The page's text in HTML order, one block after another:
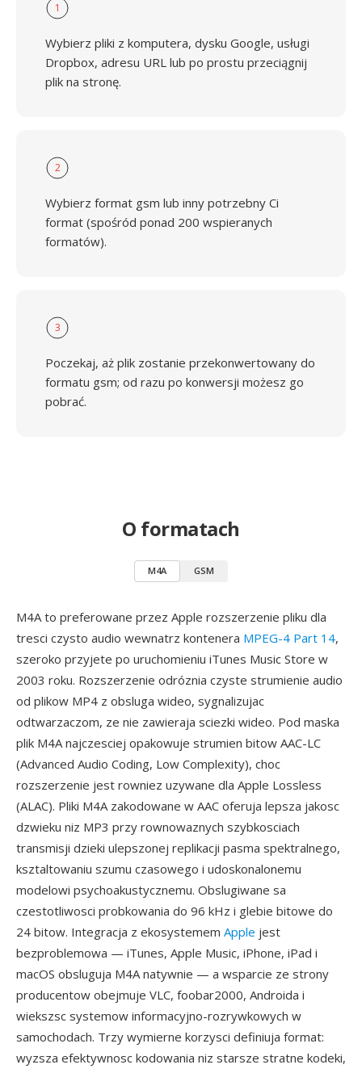
1
Wybierz pliki z komputera, dysku Google, usługi
Dropbox, adresu URL lub po prostu przeciągnij
plik na stronę.
2
Wybierz format gsm lub inny potrzebny Ci
format (spośród ponad 200 wspieranych
formatów).
3
Poczekaj, aż plik zostanie przekonwertowany do
formatu gsm; od razu po konwersji możesz go
pobrać.
O formatach
M4A GSM
M4A to preferowane przez Apple rozszerzenie pliku dla
tresci czysto audio wewnatrz kontenera MPEG-4 Part 14,
szeroko przyjete po uruchomieniu iTunes Music Store w
2003 roku. Rozszerzenie odróznia czyste strumienie audio
od plikow MP4 z obsluga wideo, sygnalizujac
odtwarzaczom, ze nie zawieraja sciezki wideo. Pod maska
plik M4A najczesciej opakowuje strumien bitow AAC-LC
(Advanced Audio Coding, Low Complexity), choc
rozszerzenie jest rowniez uzywane dla Apple Lossless
(ALAC). Pliki M4A zakodowane w AAC oferuja lepsza jakosc
dzwieku niz MP3 przy rownowaznych szybkosciach
transmisji dzieki ulepszonej replikacji pasma spektralnego,
ksztaltowaniu szumu czasowego i udoskonalonemu
modelowi psychoakustycznemu. Obslugiwane sa
czestotliwosci probkowania do 96 kHz i glebie bitowe do
24 bitow. Integracja z ekosystemem Apple jest
bezproblemowa — iTunes, Apple Music, iPhone, iPad i
macOS obsluguja M4A natywnie — a wsparcie ze strony
producentow obejmuje VLC, foobar2000, Androida i
wiekszsc systemow informacyjno-rozrywkowych w
samochodach. Trzy wymierne korzysci definiuja format:
wyzsza efektywnosc kodowania niz starsze stratne kodeki,